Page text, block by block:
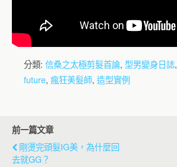
分類: 信桑之太極剪髮首論, 型男變身日誌,
future, 瘋狂美髮師, 造型實例
前一篇文章
剛燙完頭髮IG美，為什麼回
去就GG？